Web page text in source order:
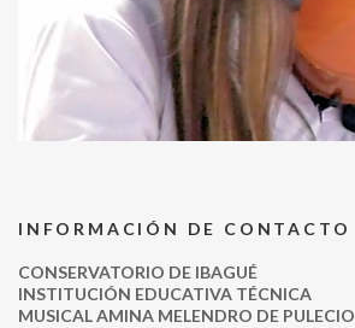
INFORMACIÓN DE CONTACTO
CONSERVATORIO DE IBAGUÉ
INSTITUCIÓN EDUCATIVA TÉCNICA
MUSICAL AMINA MELENDRO DE PULECIO